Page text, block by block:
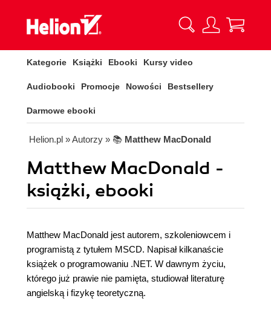
Kategorie Książki Ebooki Kursy video
Audiobooki Promocje Nowości Bestsellery
Darmowe ebooki
Helion.pl » Autorzy » 📚 Matthew MacDonald
Matthew MacDonald -
książki, ebooki
Matthew MacDonald jest autorem, szkoleniowcem i
programistą z tytułem MSCD. Napisał kilkanaście
książek o programowaniu .NET. W dawnym życiu,
którego już prawie nie pamięta, studiował literaturę
angielską i fizykę teoretyczną.